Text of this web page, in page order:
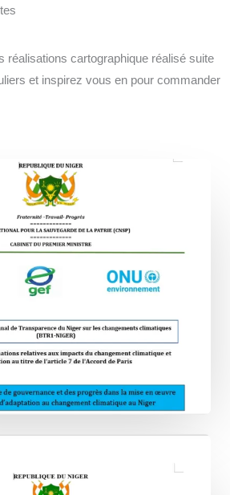
réalisations cartographique réalisé suite
et inspirez vous en pour commander